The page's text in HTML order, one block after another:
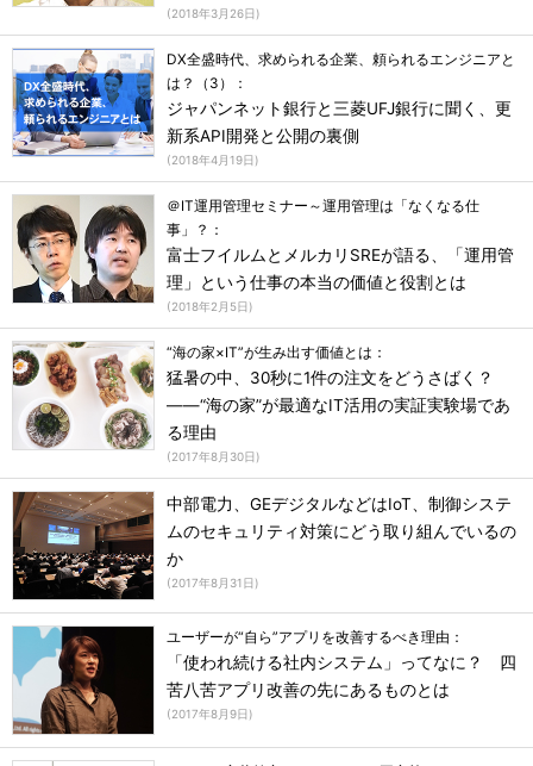
(2018年3月26日)
DX全盛時代、求められる企業、頼られるエンジニアと
は？（3）：
ジャパンネット銀行と三菱UFJ銀行に聞く、更
新系API開発と公開の裏側
(2018年4月19日)
＠IT運用管理セミナー～運用管理は「なくなる仕
事」？：
富士フイルムとメルカリSREが語る、「運用管
理」という仕事の本当の価値と役割とは
(2018年2月5日)
“海の家×IT”が生み出す価値とは：
猛暑の中、30秒に1件の注文をどうさばく？
――“海の家”が最適なIT活用の実証実験場であ
る理由
(2017年8月30日)
中部電力、GEデジタルなどはIoT、制御システ
ムのセキュリティ対策にどう取り組んでいるの
か
(2017年8月31日)
ユーザーが“自ら”アプリを改善するべき理由：
「使われ続ける社内システム」ってなに？ 四
苦八苦アプリ改善の先にあるものとは
(2017年8月9日)